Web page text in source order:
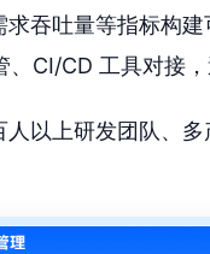
吞吐量等指标构
CI/CD 工具对接
以上研发团队、